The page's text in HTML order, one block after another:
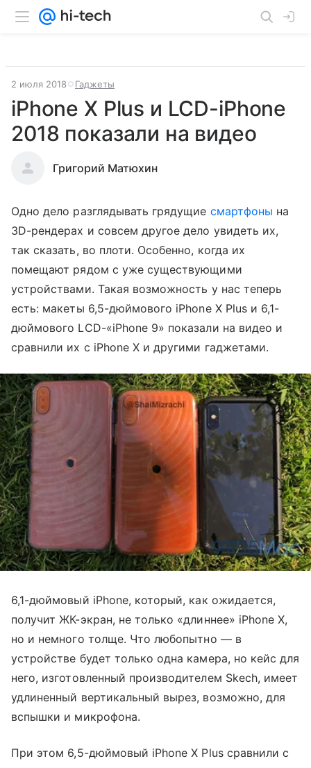
2 июля 2018 Гаджеты
iPhone X Plus и LCD-iPhone
2018 показали на видео
Григорий Матюхин
Одно дело разглядывать грядущие смартфоны на
3D-рендерах и совсем другое дело увидеть их,
так сказать, во плоти. Особенно, когда их
помещают рядом с уже существующими
устройствами. Такая возможность у нас теперь
есть: макеты 6,5-дюймового iPhone X Plus и 6,1-
дюймового LCD-«iPhone 9» показали на видео и
сравнили их с iPhone X и другими гаджетами.
6,1-дюймовый iPhone, который, как ожидается,
получит ЖК-экран, не только «длиннее» iPhone X,
но и немного толще. Что любопытно — в
устройстве будет только одна камера, но кейс для
него, изготовленный производителем Skech, имеет
удлиненный вертикальный вырез, возможно, для
вспышки и микрофона.
При этом 6,5-дюймовый iPhone X Plus сравнили с